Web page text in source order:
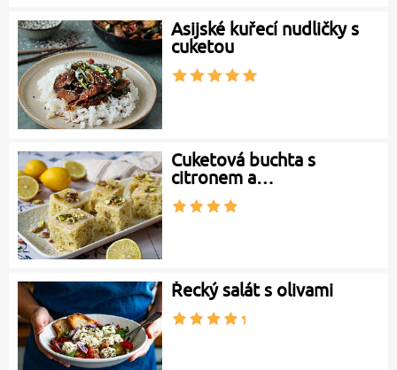
Asijské kuřecí nudličky s
cuketou
Cuketová buchta s
citronem a…
Řecký salát s olivami